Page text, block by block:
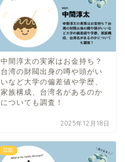
中間淳太の実家はお金持ち？
台湾の財閥出身の噂や頭がい
いなど大学の偏差値や学歴、
家族構成、台湾名があるのか
についても調査！
2025年12月18日
芸能